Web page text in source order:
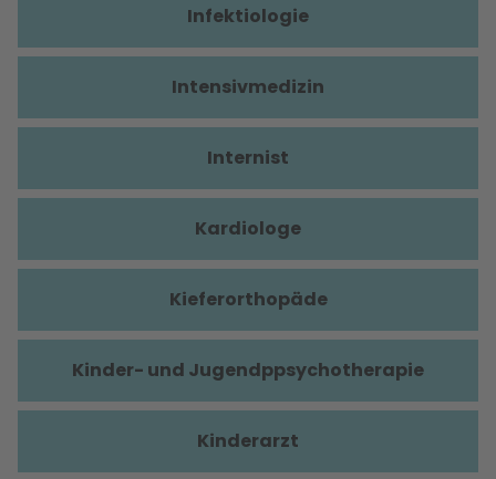
Infektiologie
Intensivmedizin
Internist
Kardiologe
Kieferorthopäde
Kinder- und Jugendppsychotherapie
Kinderarzt